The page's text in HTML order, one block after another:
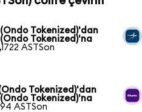
Tokenized)'dan
Tokenized)'na
ASTSon
Tokenized)'dan
Tokenized)'na
ASTSon